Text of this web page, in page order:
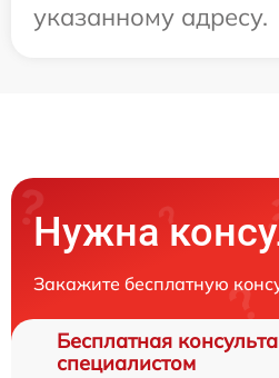
указанному адресу.
Нужна
Закажите бесплатную
Бесплатная
специалистом